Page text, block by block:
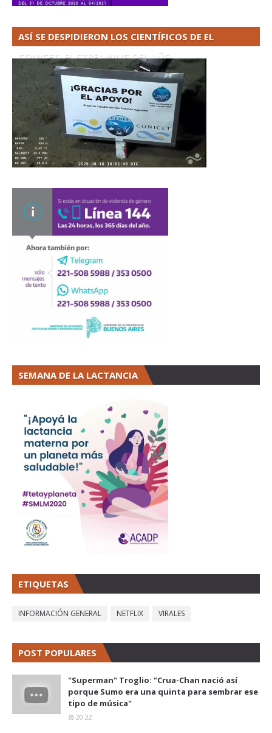
ASÍ SE DESPIDIERON LOS CIENTÍFICOS DE EL
CONICET. EL STREAMING DEL AÑO
SEMANA DE LA LACTANCIA
ETIQUETAS
INFORMACIÓN GENERAL NETFLIX VIRALES
POST POPULARES
"Superman" Troglio: "Crua-Chan nació así
porque Sumo era una quinta para sembrar ese
tipo de música"
20:22